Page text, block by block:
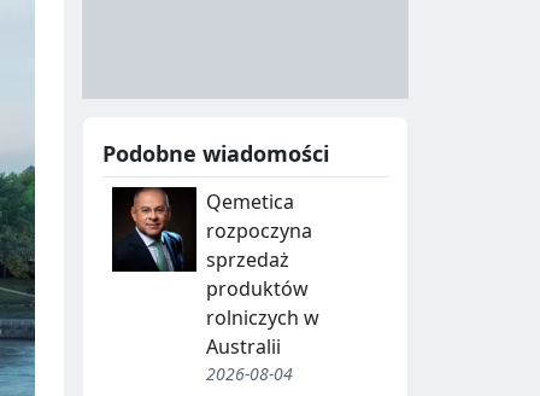
I
E
,
U
C
JPodobne wiadomości
Qemetica
rozpoczyna
sprzedaż
produktów
rolniczych w
Australii
2026-08-04